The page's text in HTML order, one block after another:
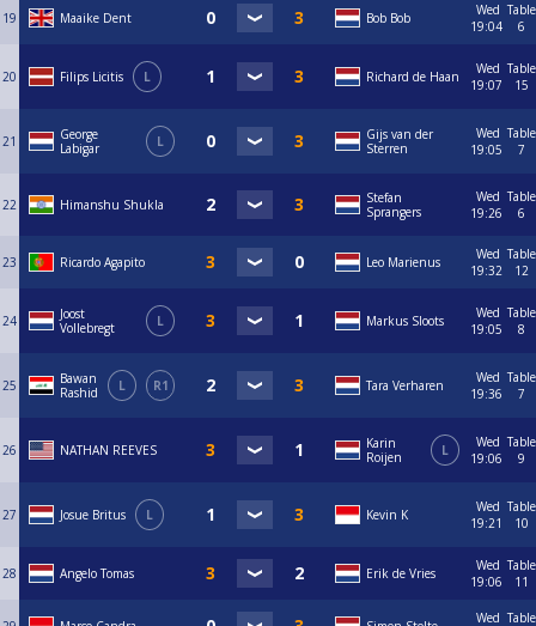
19 Maaike Dent Bob Bob
Wed
19:04
Table
6
20 Filips Licitis L Richard de Haan
Wed
19:07
Table
15
21
George
Labigar
L
Gijs van der
Sterren
Wed
19:05
Table
7
22 Himanshu Shukla
Stefan
Sprangers
Wed
19:26
Table
6
23 Ricardo Agapito Leo Marienus
Wed
19:32
Table
12
24
Joost
Vollebregt
L Markus Sloots
Wed
19:05
Table
8
25
Bawan
Rashid
L R1 Tara Verharen
Wed
19:36
Table
7
26 NATHAN REEVES
Karin
Roijen
L
Wed
19:06
Table
9
27 Josue Britus L Kevin K
Wed
19:21
Table
10
28 Angelo Tomas Erik de Vries
Wed
19:06
Table
11
Wed Table